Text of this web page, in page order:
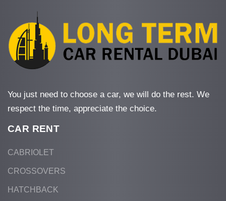
You just need to choose a car, we will do the rest. We
respect the time, appreciate the choice.
CAR RENT
CABRIOLET
CROSSOVERS
HATCHBACK